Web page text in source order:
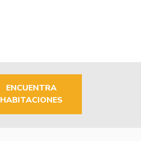
ENCUENTRA
HABITACIONES